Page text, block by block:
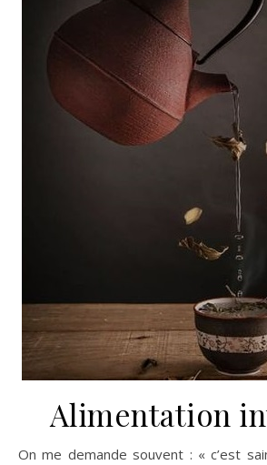
Alimentation
On me demande souvent : « c’est sain ça? » Ou « c’est